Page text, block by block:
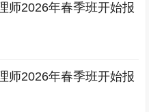
师2026年春季班开始报
师2026年春季班开始报